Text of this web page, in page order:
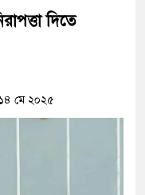
দিতে
মে ২০২৫